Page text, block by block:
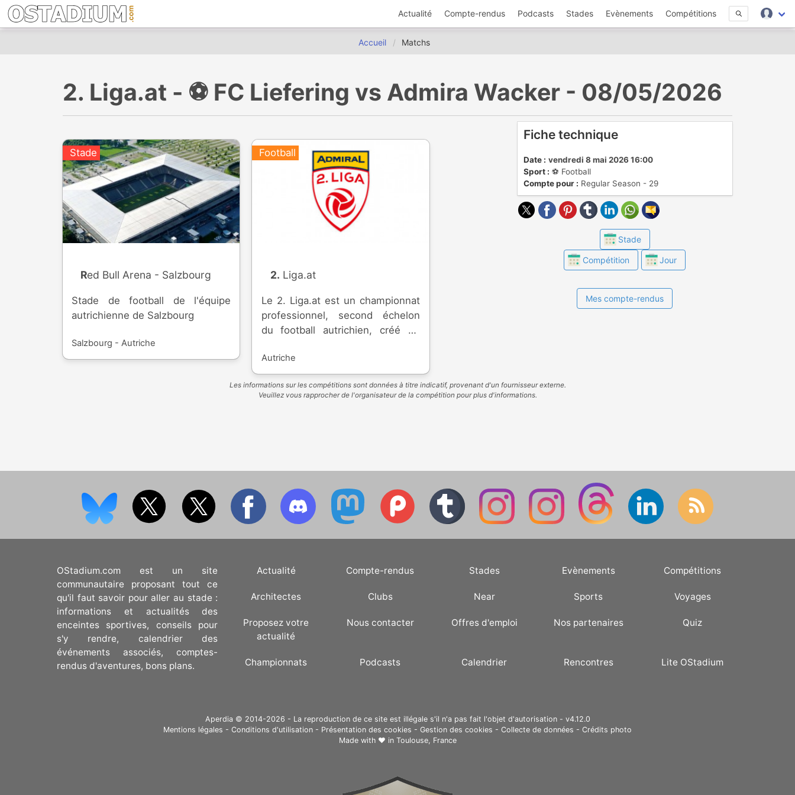
Actualité Compte-rendus Podcasts Stades Evènements Compétitions
Accueil Matchs
2. Liga.at - ⚽️ FC Liefering vs Admira Wacker - 08/05/2026
Stade
Red Bull Arena - Salzbourg
Stade de football de l'équipe
autrichienne de Salzbourg
Salzbourg - Autriche
Football
2. Liga.at
Le 2. Liga.at est un championnat
professionnel, second échelon
du football autrichien, créé en
la montée dans l'élite.
Autriche
Fiche technique
Date : vendredi 8 mai 2026 16:00
Sport : ⚽️ Football
Compte pour : Regular Season - 29
Stade
Compétition Jour
Mes compte-rendus
Les informations sur les compétitions sont données à titre indicatif, provenant d'un fournisseur externe.
Veuillez vous rapprocher de l'organisateur de la compétition pour plus d'informations.
OStadium.com est un site
communautaire proposant tout ce
qu'il faut savoir pour aller au stade :
informations et actualités des
enceintes sportives, conseils pour
s'y rendre, calendrier des
événements associés, comptes-
rendus d'aventures, bons plans.
Actualité Compte-rendus Stades Evènements Compétitions
Architectes Clubs Near Sports Voyages
Proposez votre
actualité
Nous contacter Offres d'emploi Nos partenaires Quiz
Championnats Podcasts Calendrier Rencontres Lite OStadium
Aperdia © 2014-2026 - La reproduction de ce site est illégale s'il n'a pas fait l'objet d'autorisation - v4.12.0
Mentions légales - Conditions d'utilisation - Présentation des cookies - Gestion des cookies - Collecte de données - Crédits photo
Made with ❤ in Toulouse, France